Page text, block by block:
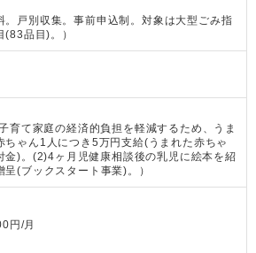
。戸別収集。事前申込制。対象は大型ごみ指
(83品目)。
）
育て家庭の経済的負担を軽減するため、うま
ちゃん1人につき5万円支給(うまれた赤ちゃ
金)。(2)4ヶ月児健康相談後の乳児に絵本を紹
呈(ブックスタート事業)。
）
円/月